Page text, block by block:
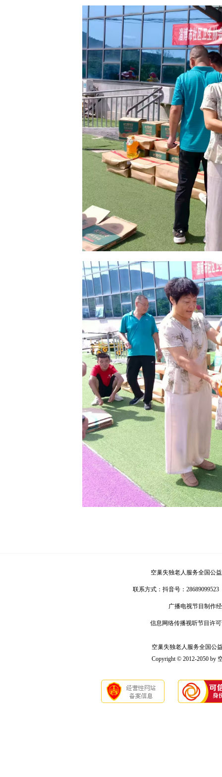
空巢失独老人服务全国公
联系方式： 抖音号：28689099523
广播电视节目制作
信息网络传播视听节目许
空巢失独老人服务全国公
Copyright © 2012-2050 by